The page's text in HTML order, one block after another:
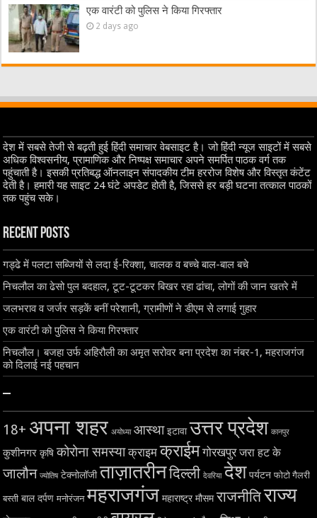
एक वारंटी को पुलिस ने किया गिरफ्तार
2 days ago
देश में सबसे तेजी से बढ़ती हुई हिंदी समाचार वेबसाइट है। जो हिंदी न्यूज साइटों में सबसे
अधिक विश्वसनीय, प्रामाणिक और निष्पक्ष समाचार अपने समर्पित पाठक वर्ग तक
पहुंचाती है। इसकी प्रतिबद्ध ऑनलाइन संपादकीय टीम हररोज विशेष और विस्तृत कंटेंट
देती है। हमारी यह साइट 24 घंटे अपडेट होती है, जिससे हर बड़ी घटना तत्काल पाठकों
तक पहुंच सके।
Recent Posts
गड्ढे में पलटा सब्जियों से लदा ई-रिक्शा, चालक व बच्चे बाल-बाल बचे
निचलौल का ढेसो पुल बदहाल, टूट-टूटकर बिखर रहा ढांचा, लोगों की जान खतरे में
जलभराव व जर्जर सड़कें बनीं परेशानी, ग्रामीणों ने डीएम से लगाई गुहार
एक वारंटी को पुलिस ने किया गिरफ्तार
निचलौल। बजहा उर्फ अहिरौली का अमृत सरोवर बना प्रदेश का नंबर-1, महराजगंज
को दिलाई नई पहचान
–
18+ अपना शहर अयोध्या आस्था इटावा उत्तर प्रदेश कानपुर
कुशीनगर कृषि कोरोना समस्या क्राइम क्राईम गोरखपुर जरा हट के
जालौन ज्योतिष टेक्नोलॉजी ताज़ातरीनदिल्ली देवरिया देश पर्यटन फोटो गैलरी
बस्ती बाल दर्पण मनोरंजन महराजगंज महाराष्ट्र मौसम राजनीतिराज्य